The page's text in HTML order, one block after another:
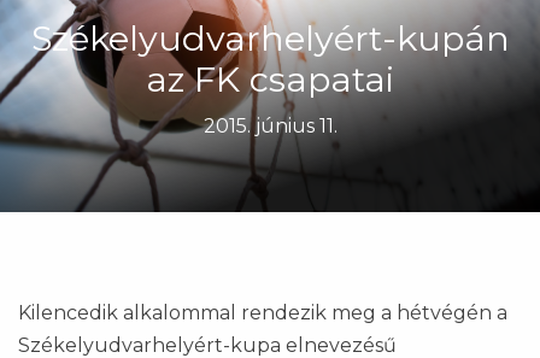
Székelyudvarhelyért-kupán
az FK csapatai
2015. június 11.
Kilencedik alkalommal rendezik meg a hétvégén a
Székelyudvarhelyért-kupa elnevezésű